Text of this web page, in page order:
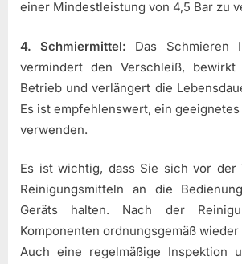
einer Mindestleistung von 4,5 Bar zu
4. Schmiermittel: Das Schmieren
vermindert den Verschleiß, bewirkt
Betrieb und verlängert die
Es ist empfehlenswert, ein
verwenden.
Es ist wichtig, dass Sie sich vor der
Reinigungsmitteln an die
Geräts halten. Nach der
Komponenten ordnungsgemäß
Auch eine regelmäßige Inspektion